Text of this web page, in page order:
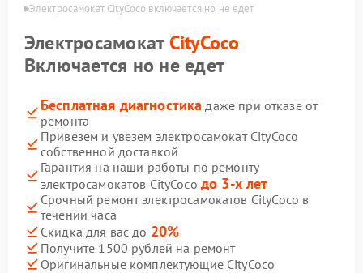
Электросамокат CityCoco включается но не едет
Электросамокат CityCoco
Включается но не едет
Бесплатная диагностика даже при отказе от
ремонта
Привезем и увезем электросамокат CityCoco
собственной доставкой
Гарантия на наши работы по ремонту
электросамокатов CityCoco до 3-х лет
Срочный ремонт электросамокатов CityCoco в
течении часа
Скидка для вас до 20%
Получите 1500 рублей на ремонт
Оригинальные комплектующие CityCoco